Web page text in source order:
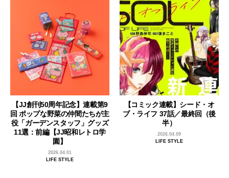
【JJ創刊50周年記念】連載第9
回 ポップな野菜の仲間たちが主
役「ガーデンスタッフ」グッズ
11選：前編【JJ昭和レトロ学
園】
2026.04.01
LIFE STYLE
【コミック連載】シード・オ
ブ・ライフ 37話／最終回（後
半）
2026.04.09
LIFE STYLE